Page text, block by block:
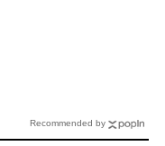
Recommended by